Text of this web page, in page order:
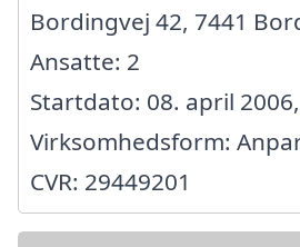
Bordingvej 42, 7441
Ansatte: 2
Startdato: 08. april 2006,
Virksomhedsform:
CVR: 29449201